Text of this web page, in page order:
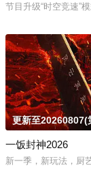
CCTV-10）2001
节目升级“时空竞速”
题，聚焦真诚直白
更新至20260807(
一饭封神2026
新一季，新玩法，厨